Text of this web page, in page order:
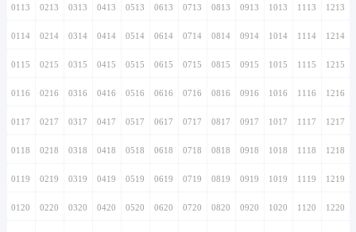
0113 0213 0313 0413 0513 0613 0713 0813 0913 1013 1113 1213
0114 0214 0314 0414 0514 0614 0714 0814 0914 1014 1114 1214
0115 0215 0315 0415 0515 0615 0715 0815 0915 1015 1115 1215
0116 0216 0316 0416 0516 0616 0716 0816 0916 1016 1116 1216
0117 0217 0317 0417 0517 0617 0717 0817 0917 1017 1117 1217
0118 0218 0318 0418 0518 0618 0718 0818 0918 1018 1118 1218
0119 0219 0319 0419 0519 0619 0719 0819 0919 1019 1119 1219
0120 0220 0320 0420 0520 0620 0720 0820 0920 1020 1120 1220